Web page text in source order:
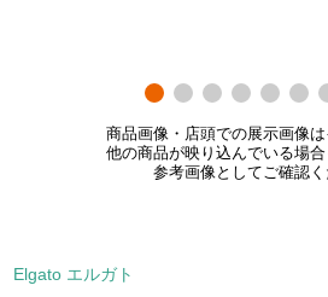
商品画像・店頭での展示画像は
他の商品が映り込んでいる場合
参考画像としてご確認く
Elgato エルガト